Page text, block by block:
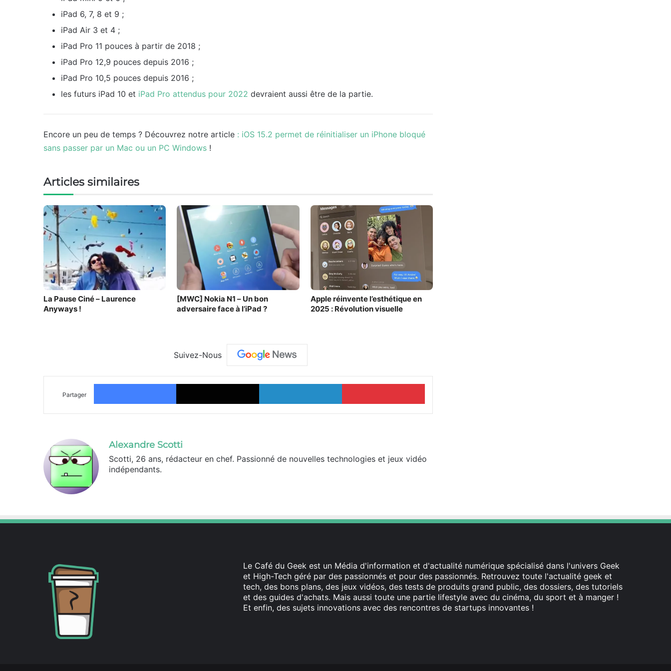
iPad 6, 7, 8 et 9 ;
iPad Air 3 et 4 ;
iPad Pro 11 pouces à partir de 2018 ;
iPad Pro 12,9 pouces depuis 2016 ;
iPad Pro 10,5 pouces depuis 2016 ;
les futurs iPad 10 et iPad Pro attendus pour 2022 devraient aussi être de la partie.
Encore un peu de temps ? Découvrez notre article : iOS 15.2 permet de réinitialiser un iPhone bloqué
sans passer par un Mac ou un PC Windows !
Articles similaires
La Pause Ciné – Laurence
Anyways !
[MWC] Nokia N1 – Un bon
adversaire face à l’iPad ?
Apple réinvente l’esthétique en
2025 : Révolution visuelle
Suivez-Nous
Partager
Facebook X Linkedin Pinterest
Alexandre Scotti
Scotti, 26 ans, rédacteur en chef. Passionné de nouvelles technologies et jeux vidéo
indépendants.
Le Café du Geek est un Média d'information et d'actualité numérique spécialisé dans l'univers Geek
et High-Tech géré par des passionnés et pour des passionnés. Retrouvez toute l'actualité geek et
tech, des bons plans, des jeux vidéos, des tests de produits grand public, des dossiers, des tutoriels
et des guides d'achats. Mais aussi toute une partie lifestyle avec du cinéma, du sport et à manger !
Et enfin, des sujets innovations avec des rencontres de startups innovantes !